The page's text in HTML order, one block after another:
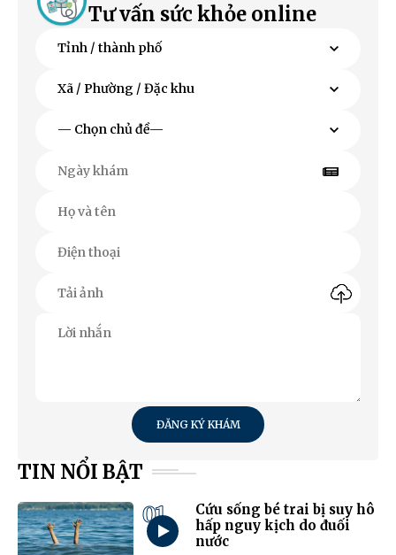
Tư vấn sức khỏe online
ĐĂNG KÝ KHÁM
TIN NỔI BẬT
01
Cứu sống bé trai bị suy hô
hấp nguy kịch do đuối
nước